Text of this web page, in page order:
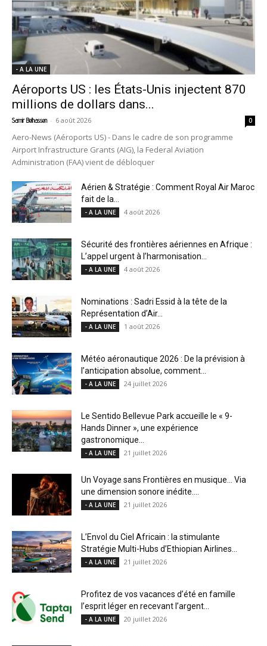
- A LA UNE
Aéroports US : les États-Unis injectent 870
millions de dollars dans...
Samir Belhassen - 6 août 2026 0
Aero-News (Aéroports US) - Dans le cadre de son programme
Airport Infrastructure Grants (AIG), la Federal Aviation
Administration (FAA) vient de débloquer
Aérien & Stratégie : Comment Royal Air Maroc
fait de la...
- A LA UNE 4 août 2026
Sécurité des frontières aériennes en Afrique :
L’appel urgent à l’harmonisation...
- A LA UNE 4 août 2026
Nominations : Sadri Essid à la tête de la
Représentation d’Air...
- A LA UNE 1 août 2026
Météo aéronautique 2026 : De la prévision à
l’anticipation absolue, comment...
- A LA UNE 24 juillet 2026
Le Sentido Bellevue Park accueille le « 9-
Hands Dinner », une expérience
gastronomique...
- A LA UNE 21 juillet 2026
Un Voyage sans Frontières en musique… Via
une dimension sonore inédite....
- A LA UNE 21 juillet 2026
L’Envol du Ciel Africain : la stimulante
Stratégie Multi-Hubs d’Ethiopian Airlines...
- A LA UNE 21 juillet 2026
Profitez de vos vacances d’été en famille
l’esprit léger en recevant l’argent...
- A LA UNE 20 juillet 2026